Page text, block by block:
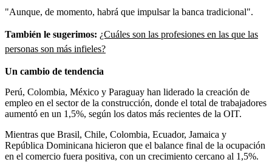
"Aunque, de momento, habrá que impulsar la banca tradicional".
También le sugerimos: ¿Cuáles son las profesiones en las que las
personas son más infieles?
Un cambio de tendencia
Perú, Colombia, México y Paraguay han liderado la creación de
empleo en el sector de la construcción, donde el total de trabajadores
aumentó en un 1,5%, según los datos más recientes de la OIT.
Mientras que Brasil, Chile, Colombia, Ecuador, Jamaica y
República Dominicana hicieron que el balance final de la ocupación
en el comercio fuera positiva, con un crecimiento cercano al 1,5%.